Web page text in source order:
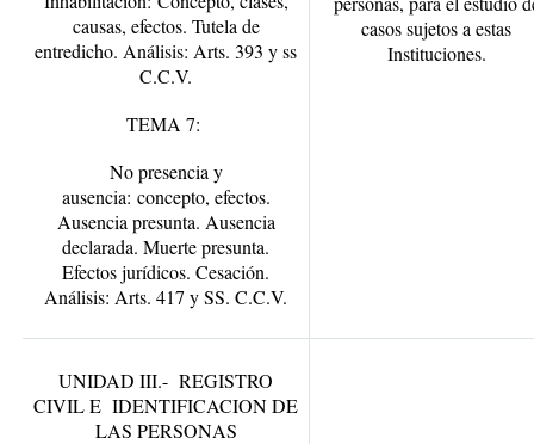
causas, efectos. Tutela de
entredicho. Análisis: Arts. 393 y ss
C.C.V.
TEMA 7:
No presencia y
ausencia: concepto, efectos.
Ausencia presunta. Ausencia
declarada. Muerte presunta.
Efectos jurídicos. Cesación.
Análisis: Arts. 417 y SS. C.C.V.
casos sujetos a estas
Instituciones.
UNIDAD III.- REGISTRO
CIVIL E IDENTIFICACION DE
LAS PERSONAS